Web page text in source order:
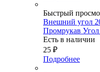
Быстрый
Внешний угол
Промрукав
Есть в наличии
25 ₽
Подробнее